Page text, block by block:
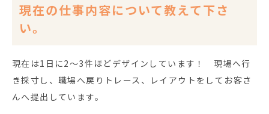
現在の仕事内容について教えて下さ
い。
現在は1日に2～3件ほどデザインしています！ 現場へ行
き採寸し、職場へ戻りトレース、レイアウトをしてお客さ
んへ提出しています。